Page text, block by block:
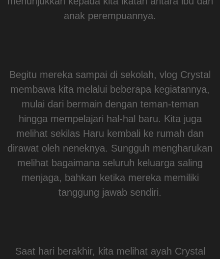
anak perempuannya.
Begitu mereka sampai di sekolah, vlog Crystal
membawa kita melalui beberapa kegiatannya,
mulai dari bermain dengan teman-teman
hingga mempelajari hal-hal baru. Kita juga
melihat sekilas Haru kembali ke rumah dan
dirawat oleh neneknya. Sungguh mengharukan
melihat bagaimana seluruh keluarga saling
menjaga, bahkan ketika mereka memiliki
tanggung jawab sendiri.
Saat hari berakhir, kita melihat ayah Crystal